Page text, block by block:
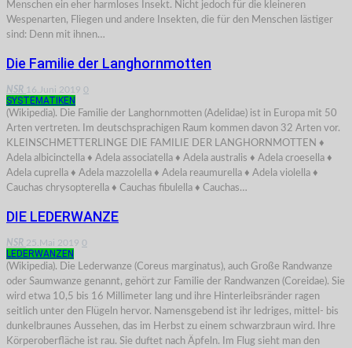
Menschen ein eher harmloses Insekt. Nicht jedoch für die kleineren
Wespenarten, Fliegen und andere Insekten, die für den Menschen lästiger
sind: Denn mit ihnen…
Die Familie der Langhornmotten
NSR 16.Juni 2019 0
SYSTEMATIKEN
(Wikipedia). Die Familie der Langhornmotten (Adelidae) ist in Europa mit 50
Arten vertreten. Im deutschsprachigen Raum kommen davon 32 Arten vor.
KLEINSCHMETTERLINGE DIE FAMILIE DER LANGHORNMOTTEN ♦
Adela albicinctella ♦ Adela associatella ♦ Adela australis ♦ Adela croesella ♦
Adela cuprella ♦ Adela mazzolella ♦ Adela reaumurella ♦ Adela violella ♦
Cauchas chrysopterella ♦ Cauchas fibulella ♦ Cauchas…
DIE LEDERWANZE
NSR 25.Mai 2019 0
LEDERWANZEN
(Wikipedia). Die Lederwanze (Coreus marginatus), auch Große Randwanze
oder Saumwanze genannt, gehört zur Familie der Randwanzen (Coreidae). Sie
wird etwa 10,5 bis 16 Millimeter lang und ihre Hinterleibsränder ragen
seitlich unter den Flügeln hervor. Namensgebend ist ihr ledriges, mittel- bis
dunkelbraunes Aussehen, das im Herbst zu einem schwarzbraun wird. Ihre
Körperoberfläche ist rau. Sie duftet nach Äpfeln. Im Flug sieht man den